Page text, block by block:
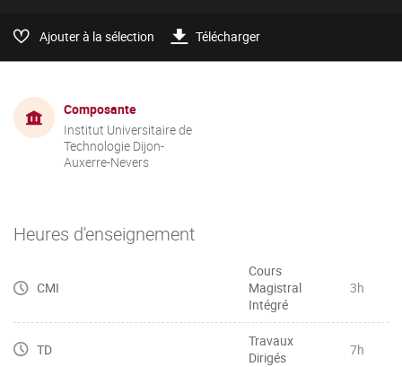
Ajouter à la sélection Télécharger
Composante
Institut Universitaire de
Technologie Dijon-
Auxerre-Nevers
Heures d'enseignement
CMI
Cours
Magistral
Intégré
3h
TD
Travaux
Dirigés
7h